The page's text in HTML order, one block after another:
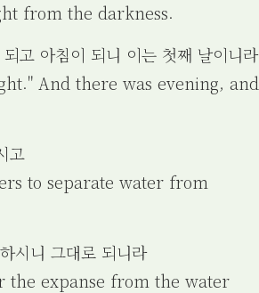
from the darkness.
고 아침이 되니 이는 첫째 날이니라
And there was evening, and
고
to separate water from
시니 그대로 되니라
the expanse from the water